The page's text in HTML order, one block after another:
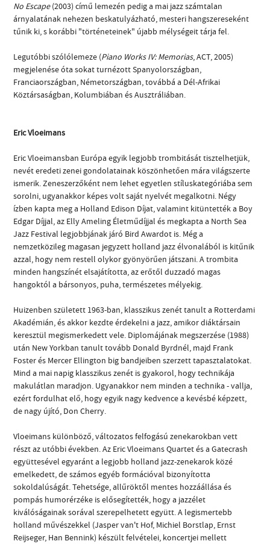
No Escape(2003) című lemezén pedig a mai jazz számtalan
árnyalatának nehezen beskatulyázható, mesteri hangszereseként
tűnik ki, s korábbi "történeteinek" újabb mélységeit tárja fel.
Legutóbbi szólólemeze (Piano Works IV: Memorias, ACT, 2005)
megjelenése óta sokat turnézott Spanyolországban,
Franciaországban, Németországban, továbbá a Dél-Afrikai
Köztársaságban, Kolumbiában és Ausztráliában.
Eric Vloeimans
Eric Vloeimansban Európa egyik legjobb trombitását tisztelhetjük,
nevét eredeti zenei gondolatainak köszönhetően mára világszerte
ismerik. Zeneszerzőként nem lehet egyetlen stíluskategóriába sem
sorolni, ugyanakkor képes volt saját nyelvét megalkotni. Négy
ízben kapta meg a Holland Edison Díjat, valamint kitüntették a Boy
Edgar Díjjal, az Elly Ameling Életműdíjjal és megkapta a North Sea
Jazz Festival legjobbjának járó Bird Awardot is. Még a
nemzetközileg magasan jegyzett holland jazz élvonalából is kitűnik
azzal, hogy nem restell olykor gyönyörűen játszani. A trombita
minden hangszínét elsajátította, az erőtől duzzadó magas
hangoktól a bársonyos, puha, természetes mélyekig.
Huizenben született 1963-ban, klasszikus zenét tanult a Rotterdami
Akadémián, és akkor kezdte érdekelni a jazz, amikor diáktársain
keresztül megismerkedett vele. Diplomájának megszerzése (1988)
után New Yorkban tanult tovább Donald Byrdnél, majd Frank
Foster és Mercer Ellington big bandjeiben szerzett tapasztalatokat.
Mind a mai napig klasszikus zenét is gyakorol, hogy technikája
makulátlan maradjon. Ugyanakkor nem minden a technika - vallja,
ezért fordulhat elő, hogy egyik nagy kedvence a kevésbé képzett,
de nagy újító, Don Cherry.
Vloeimans különböző, változatos felfogású zenekarokban vett
részt az utóbbi években. Az Eric Vloeimans Quartet és a Gatecrash
együttesével egyaránt a legjobb holland jazz-zenekarok közé
emelkedett, de számos egyéb formációval bizonyította
sokoldalúságát. Tehetsége, allűröktől mentes hozzáállása és
pompás humorérzéke is elősegítették, hogy a jazzélet
kiválóságainak sorával szerepelhetett együtt. A legismertebb
holland művészekkel (Jasper van't Hof, Michiel Borstlap, Ernst
Reijseger, Han Bennink) készült felvételei, koncertjei mellett